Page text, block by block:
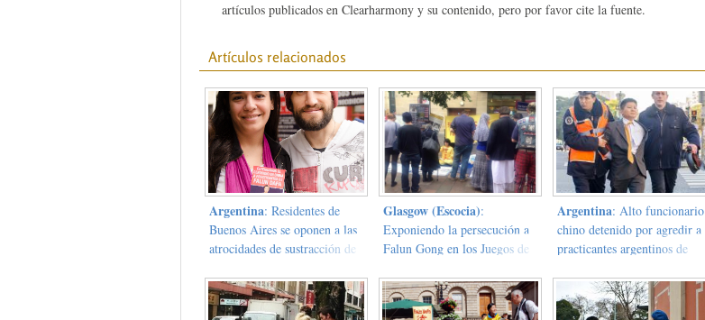
artículos publicados en Clearharmony y su contenido, pero por favor cite la fuente.
Artículos relacionados
Argentina: Residentes de
Buenos Aires se oponen a las
atrocidades de sustracción de
Glasgow (Escocia):
Exponiendo la persecución a
Falun Gong en los Juegos de
Argentina: Alto funcionario
chino detenido por agredir a
practicantes argentinos de